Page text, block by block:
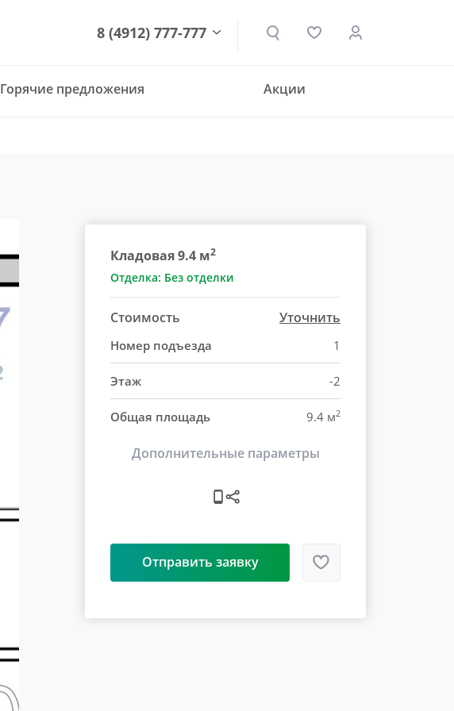
8 (4912) 777-777
Горячие предложения Акции
Кладовая 9.4 м2
Отделка: Без отделки
Стоимость Уточнить
Номер подъезда 1
Этаж -2
Общая площадь 9.4 м2
Дополнительные параметры
Отправить заявку